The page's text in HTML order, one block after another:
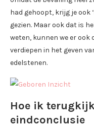
had gehoopt, krijg je ook
gezien. Maar ook dat is
weten, kunnen we er ook
verdiepen in het geven
edelstenen.
Hoe ik
eindconclusie